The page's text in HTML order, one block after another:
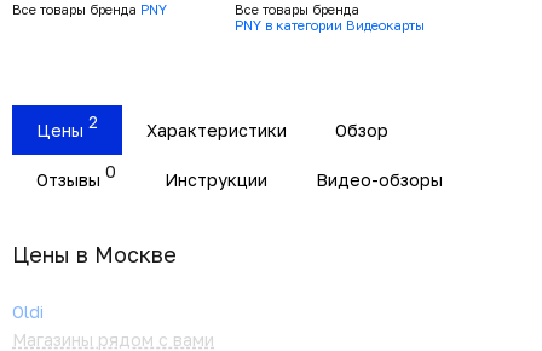
Все товары бренда PNY
Все товары бренда
PNY в категории Видеокарты
Цены 2 Характеристики Обзор
Отзывы 0 Инструкции Видео-обзоры
Цены в Москвe
Oldi
Магазины рядом с вами